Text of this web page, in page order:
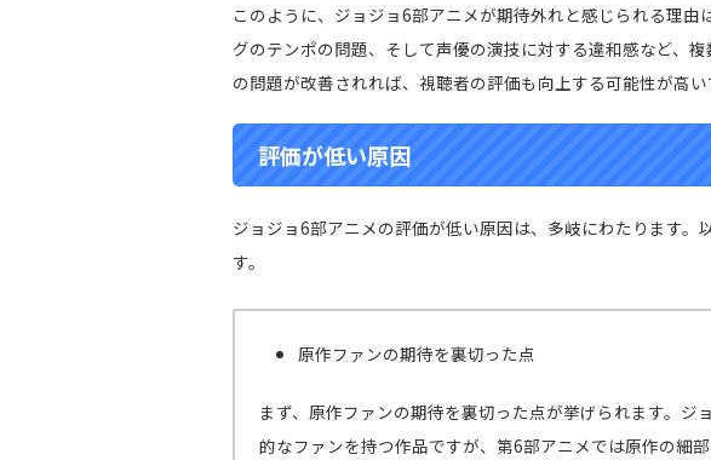
このように、ジョジョ6部アニメが期待外れと感じられる理
グのテンポの問題、そして声優の演技に対する違和感など、
の問題が改善されれば、視聴者の評価も向上する可能性が高い
評価が低い原因
ジョジョ6部アニメの評価が低い原因は、多岐にわたります。
す。
原作ファンの期待を裏切った点
まず、原作ファンの期待を裏切った点が挙げられます。ジ
的なファンを持つ作品ですが、第6部アニメでは原作の細